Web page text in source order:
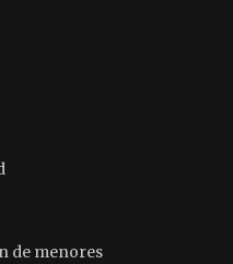
de menores